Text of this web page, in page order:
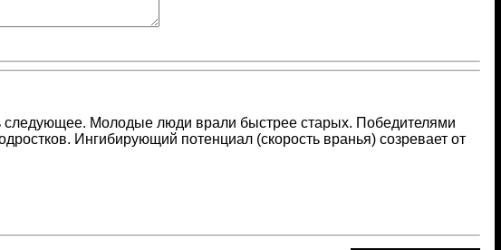
следующее. Молодые люди врали быстрее старых. Победителями
Ингибирующий потенциал (скорость вранья) созревает от